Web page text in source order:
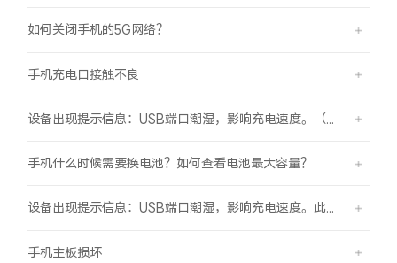
如何关闭手机的5G网络？
手机充电口接触不良
手机什么时候需要换电池？如何查看电池最大容量？
设备出现提示信息：USB端口潮湿，影响充电速度。此时设备不能充电或充电速度变慢。
手机主板损坏